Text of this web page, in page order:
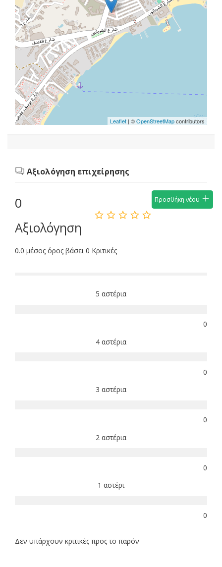
Leaflet | ©OpenStreetMapcontributors
Αξιολόγηση επιχείρησης
0
Αξιολόγηση
0.0 μέσος όρος βάσει 0 Κριτικές
Προσθήκη νέου
5 αστέρια
0
4 αστέρια
0
3 αστέρια
0
2 αστέρια
0
1 αστέρι
0
Δεν υπάρχουν κριτικές προς το παρόν